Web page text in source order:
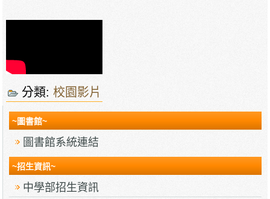
分類:校園影片
~圖書館~
圖書館系統連結
~招生資訊~
中學部招生資訊